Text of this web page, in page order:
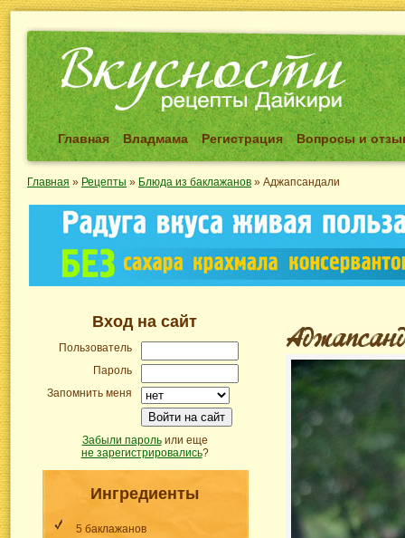
Главная Владмама Регистрация Вопросы и
Главная » Рецепты » Блюда из баклажанов » Аджапсандали
Вход на сайт
Пользователь
Пароль
Запомнить меня
Войти на сайт
Забыли парольили еще
не зарегистрировались?
Ингредиенты
5 баклажанов